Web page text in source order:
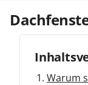
Warum